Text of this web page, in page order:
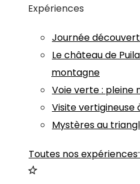
Expériences
Journée
Le château de
montagne
Voie verte : pleine
Visite vertigineuse
Mystères au
Toutes nos expériences